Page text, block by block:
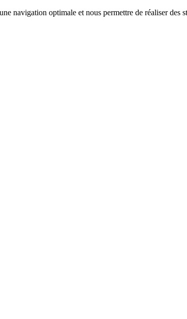
navigation optimale et nous permettre de réaliser des